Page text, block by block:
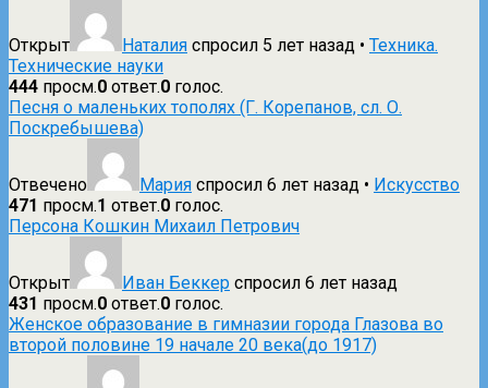
Открыт Наталия спросил 5 лет назад • Техника.
Технические науки
444 просм.0 ответ.0 голос.
Песня о маленьких тополях (Г. Корепанов, сл. О.
Поскребышева)
Отвечено Мария спросил 6 лет назад • Искусство
471 просм.1 ответ.0 голос.
Персона Кошкин Михаил Петрович
Открыт Иван Беккер спросил 6 лет назад
431 просм.0 ответ.0 голос.
Женское образование в гимназии города Глазова во
второй половине 19 начале 20 века(до 1917)